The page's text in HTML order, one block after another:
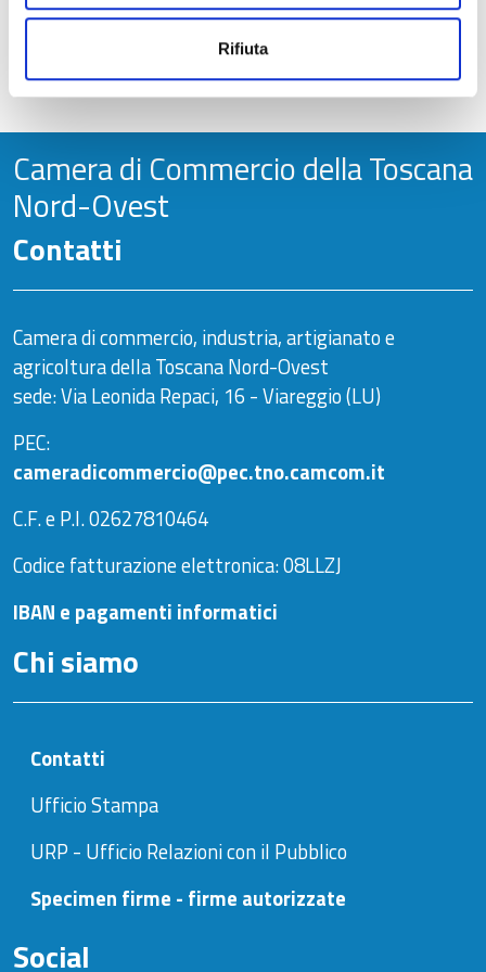
Rifiuta
Ufficio Internazionalizzazione
Aggiornato al07/01/2025 - 10:31
Camera di Commercio della Toscana
Nord-Ovest
Contatti
Camera di commercio, industria, artigianato e
agricoltura della Toscana Nord-Ovest
sede: Via Leonida Repaci, 16 - Viareggio (LU)
PEC:
cameradicommercio@pec.tno.camcom.it
C.F. e P.I. 02627810464
Codice fatturazione elettronica: 08LLZJ
IBAN e pagamenti informatici
Chi siamo
Contatti
Ufficio Stampa
URP - Ufficio Relazioni con il Pubblico
Specimen firme - firme autorizzate
Social